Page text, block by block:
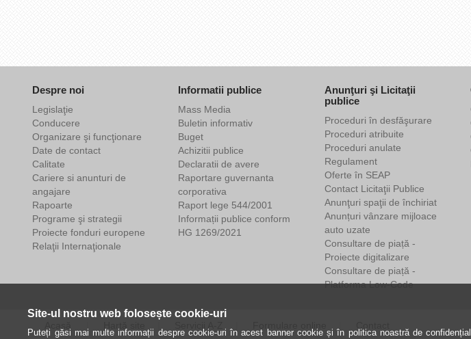
Site-ul nostru web folosește cookie-uri
Puteți găsi mai multe informații despre cookie-uri în acest banner cookie și în politica noastră de
Despre noi
Legislaţie
Conducere
Organizare şi funcţionare
Date de contact
Calitate
Cariere si anunturi de
angajare
Rapoarte
Programe şi strategii
Proiecte fonduri europene
Relaţii Internaţionale
Informatii publice
Mass Media
Buletin informativ
Buget
Achizitii publice
Declaratii de avere
Raportare guvernanta
corporativa
Raport lege 544/2001
Informații publice conform
HG 1269/2021
Anunţuri şi Licitaţii
publice
Proceduri în desfăşurare
Proceduri atribuite
Proceduri anulate
Regulament
Oferte în SEAP
Contact Licitaţii Publice
Anunţuri spaţii de închiriat
Anunțuri vânzare mijloace
auto uzate
Consultare de piață -
Proiecte digitalizare
Consultare de piață -
Platforma Low-Code